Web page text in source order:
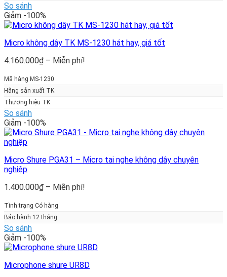
So sánh
Giảm -100%
Micro không dây TK MS-1230 hát hay, giá tốt
4.160.000₫ – Miễn phí!
Mã hàng MS-1230
Hãng sản xuất TK
Thương hiệu TK
So sánh
Giảm -100%
Micro Shure PGA31 – Micro tai nghe không dây chuyên
nghiệp
1.400.000₫ – Miễn phí!
phí!
Tình trạng Có hàng
Bảo hành 12 tháng
So sánh
Giảm -100%
Microphone shure UR8D